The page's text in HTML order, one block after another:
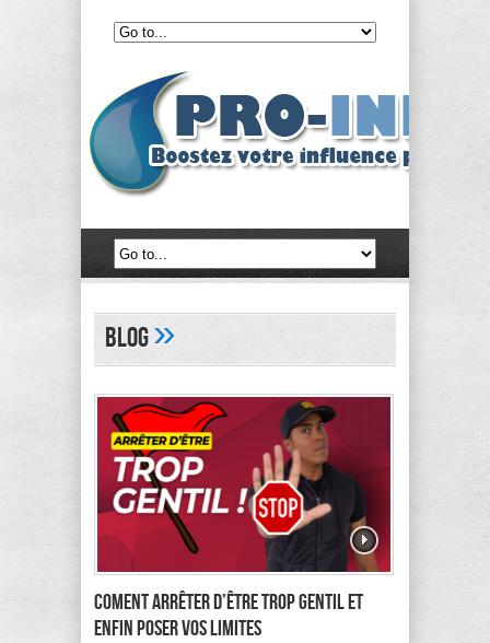
Blog»
Coment arrêter d’être trop gentil et
enfin poser vos limites